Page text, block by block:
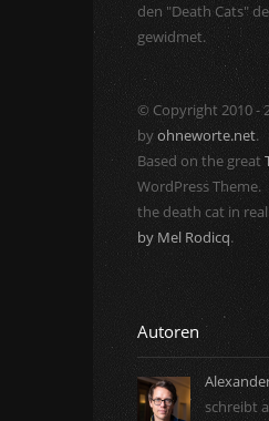
den "Death Cats"
gewidmet.
© Copyright 2010 -
byohneworte.net.
Based on the great
WordPress Theme.
the death cat in
by Mel Rodicq.
Autoren
schreibt